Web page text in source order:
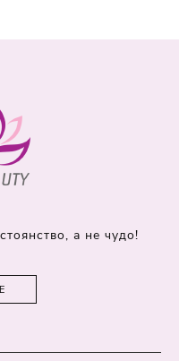
а не чудо!